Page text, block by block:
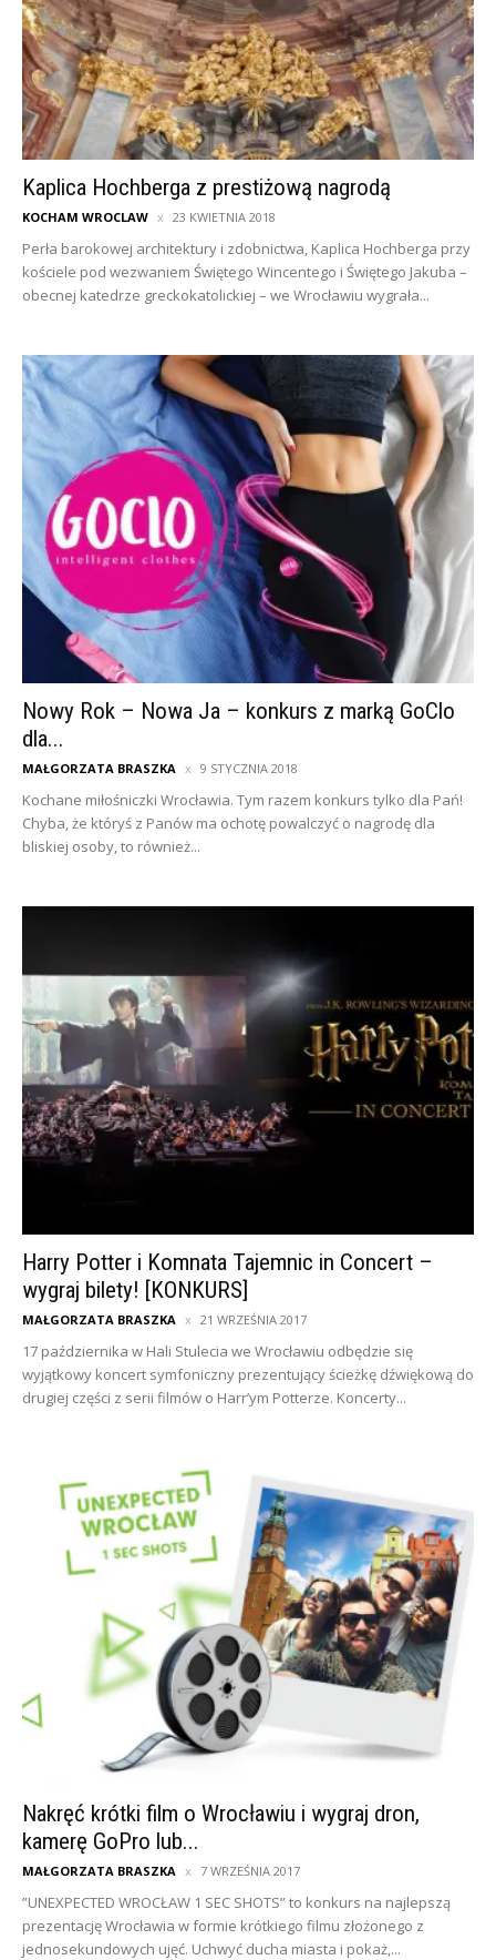
Kaplica Hochberga z prestiżową nagrodą
KOCHAM WROCLAW 23 KWIETNIA 2018
Perła barokowej architektury i zdobnictwa, Kaplica Hochberga przy
kościele pod wezwaniem Świętego Wincentego i Świętego Jakuba –
obecnej katedrze greckokatolickiej – we Wrocławiu wygrała...
Nowy Rok – Nowa Ja – konkurs z marką GoClo
dla...
MAŁGORZATA BRASZKA 9 STYCZNIA 2018
Kochane miłośniczki Wrocławia. Tym razem konkurs tylko dla Pań!
Chyba, że któryś z Panów ma ochotę powalczyć o nagrodę dla
bliskiej osoby, to również...
Harry Potter i Komnata Tajemnic in Concert –
wygraj bilety! [KONKURS]
MAŁGORZATA BRASZKA 21 WRZEŚNIA 2017
17 października w Hali Stulecia we Wrocławiu odbędzie się
wyjątkowy koncert symfoniczny prezentujący ścieżkę dźwiękową do
drugiej części z serii filmów o Harr’ym Potterze. Koncerty...
Nakręć krótki film o Wrocławiu i wygraj dron,
kamerę GoPro lub...
MAŁGORZATA BRASZKA 7 WRZEŚNIA 2017
”UNEXPECTED WROCŁAW 1 SEC SHOTS” to konkurs na najlepszą
prezentację Wrocławia w formie krótkiego filmu złożonego z
jednosekundowych ujęć. Uchwyć ducha miasta i pokaż,...